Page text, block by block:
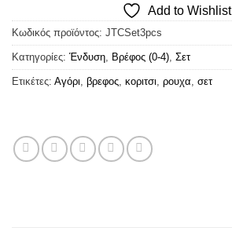
Add to Wishlist
Κωδικός προϊόντος: JTCSet3pcs
Κατηγορίες: Ένδυση, Βρέφος (0-4), Σετ
Ετικέτες: Αγόρι, βρεφος, κοριτσι, ρουχα, σετ